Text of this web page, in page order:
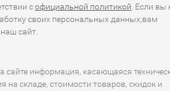
софициальной политикой . Если вы
своих персональных данных,вам
сайт.
сайте информация, касающаяся
на складе, стоимости товаров, скидок и